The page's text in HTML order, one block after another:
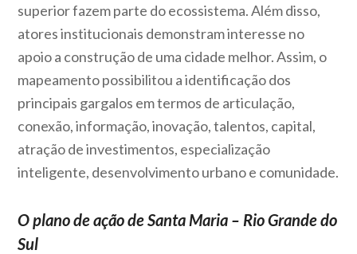
superior fazem parte do ecossistema. Além disso,
atores institucionais demonstram interesse no
apoio a construção de uma cidade melhor. Assim, o
mapeamento possibilitou a identificação dos
principais gargalos em termos de articulação,
conexão, informação, inovação, talentos, capital,
atração de investimentos, especialização
inteligente, desenvolvimento urbano e comunidade.
O plano de ação de Santa Maria – Rio Grande do
Sul